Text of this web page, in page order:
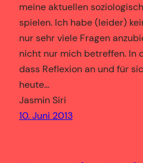
meine aktuellen
spielen. Ich habe (leider)
nur sehr viele Fragen
nicht nur mich betreffen. In
dass Reflexion an und für
heute…
Jasmin Siri
10. Juni 2013